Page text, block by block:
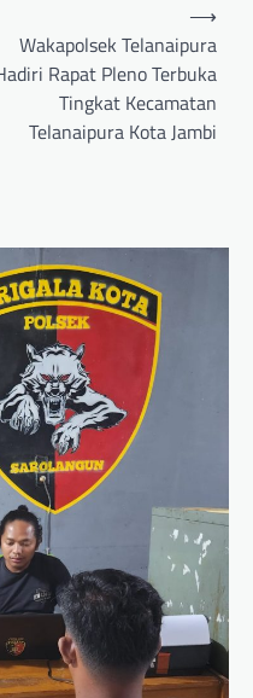
Wakapolsek Telanaipura
Rapat Pleno Terbuka
Tingkat Kecamatan
Telanaipura Kota Jambi
⟶